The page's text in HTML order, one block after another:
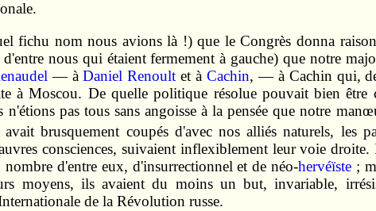
fichu nom nous avions là !) que le Congrès donna
nous qui étaient fermement à gauche) que notre
— àDaniel Renoult et à Cachin, — à Cachin qui,
à Moscou. De quelle politique résolue pouvait bien
pas tous sans angoisse à la pensée que notre
brusquement coupés d'avec nos alliés naturels, les
consciences, suivaient inflexiblement leur voie
d'entre eux, d'insurrectionnel et de néo-hervéïste ;
moyens, ils avaient du moins un but, invariable,
de la Révolution russe.